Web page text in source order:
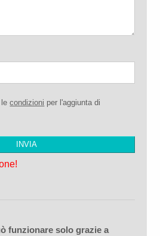
lecondizioni per l'aggiunta di
funzionare solo grazie a